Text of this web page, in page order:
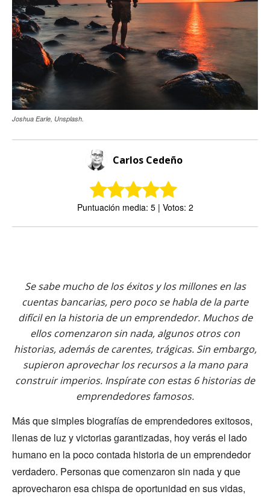
Joshua Earle, Unsplash.
Carlos Cedeño
Puntuación media: 5 | Votos: 2
Se sabe mucho de los éxitos y los millones en las
cuentas bancarias, pero poco se habla de la parte
difícil en la historia de un emprendedor. Muchos de
ellos comenzaron sin nada, algunos otros con
historias, además de carentes, trágicas. Sin embargo,
supieron aprovechar los recursos a la mano para
construir imperios. Inspírate con estas 6 historias de
emprendedores famosos.
Más que simples biografías de emprendedores exitosos,
llenas de luz y victorias garantizadas, hoy verás el lado
humano en la poco contada historia de un emprendedor
verdadero. Personas que comenzaron sin nada y que
aprovecharon esa chispa de oportunidad en sus vidas,